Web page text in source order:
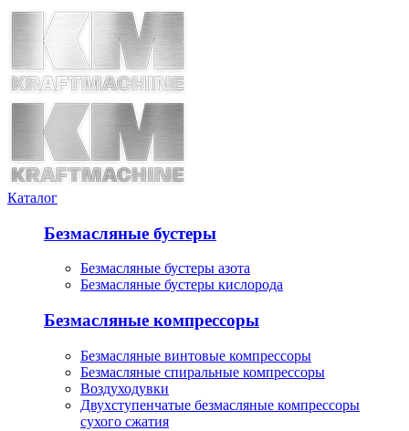
Каталог
Безмасляные бустеры
Безмасляные бустеры азота
Безмасляные бустеры кислорода
Безмасляные компрессоры
Безмасляные винтовые компрессоры
Безмасляные спиральные компрессоры
Воздуходувки
Двухступенчатые безмасляные компрессоры
сухого сжатия